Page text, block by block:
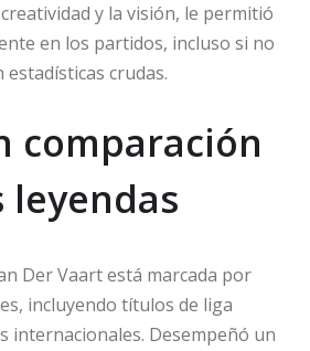
y la visión, le permitió
en los partidos, incluso si no
crudas.
comparación
leyendas
Der Vaart está marcada por
incluyendo títulos de liga
internacionales. Desempeñó un